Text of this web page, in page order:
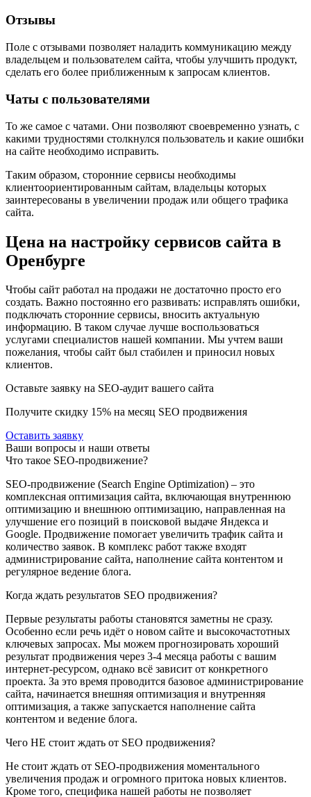
Отзывы
Поле с отзывами позволяет наладить коммуникацию между
владельцем и пользователем сайта, чтобы улучшить продукт,
сделать его более приближенным к запросам клиентов.
Чаты с пользователями
То же самое с чатами. Они позволяют своевременно узнать, с
какими трудностями столкнулся пользователь и какие ошибки
на сайте необходимо исправить.
Таким образом, сторонние сервисы необходимы
клиентоориентированным сайтам, владельцы которых
заинтересованы в увеличении продаж или общего трафика
сайта.
Цена на настройку сервисов сайта в
Оренбурге
Чтобы сайт работал на продажи не достаточно просто его
создать. Важно постоянно его развивать: исправлять ошибки,
подключать сторонние сервисы, вносить актуальную
информацию. В таком случае лучше воспользоваться
услугами специалистов нашей компании. Мы учтем ваши
пожелания, чтобы сайт был стабилен и приносил новых
клиентов.
Оставьте заявку на SEO-аудит вашего сайта
Получите скидку 15% на месяц SEO продвижения
Оставить заявку
Ваши вопросы и наши ответы
Что такое SEO-продвижение?
SEO-продвижение (Search Engine Optimization) – это
комплексная оптимизация сайта, включающая внутреннюю
оптимизацию и внешнюю оптимизацию, направленная на
улучшение его позиций в поисковой выдаче Яндекса и
Google. Продвижение помогает увеличить трафик сайта и
количество заявок. В комплекс работ также входят
администрирование сайта, наполнение сайта контентом и
регулярное ведение блога.
Когда ждать результатов SEO продвижения?
Первые результаты работы становятся заметны не сразу.
Особенно если речь идёт о новом сайте и высокочастотных
ключевых запросах. Мы можем прогнозировать хороший
результат продвижения через 3-4 месяца работы с вашим
интернет-ресурсом, однако всё зависит от конкретного
проекта. За это время проводится базовое администрирование
сайта, начинается внешняя оптимизация и внутренняя
оптимизация, а также запускается наполнение сайта
контентом и ведение блога.
Чего НЕ стоит ждать от SEO продвижения?
Не стоит ждать от SEO-продвижения моментального
увеличения продаж и огромного притока новых клиентов.
Кроме того, специфика нашей работы не позволяет